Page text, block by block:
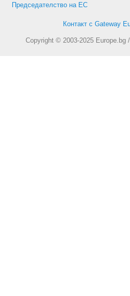
Председателство на ЕС
Контакт с Gateway
Copyright © 2003-2025 Europe.bg